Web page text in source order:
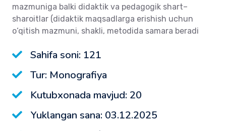
mazmuniga balki didaktik va pedagogik shart–
sharoitlar (didaktik maqsadlarga erishish uchun
o‘qitish mazmuni, shakli, metodida samara beradi
Sahifa soni: 121
Tur: Monografiya
Kutubxonada mavjud: 20
Yuklangan sana: 03.12.2025